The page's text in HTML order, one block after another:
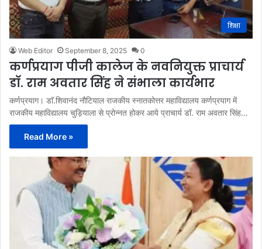
शिक्षा
Web Editor September 8, 2025 0
कर्णप्रयाग पीजी कालेज के नवनियुक्त प्राचार्य
डाॅ. राम अवतार सिंह ने संभाला कार्यभार
कर्णप्रयाग। डाॅ.शिवानंद नौटियाल राजकीय स्नातकोत्तर महाविद्यालय कर्णप्रयाग में
राजकीय महाविद्यालय चुड़ियाला से प्रोन्नत होकर आये प्राचार्य डॉ. राम अवतार सिंह…
Read More »